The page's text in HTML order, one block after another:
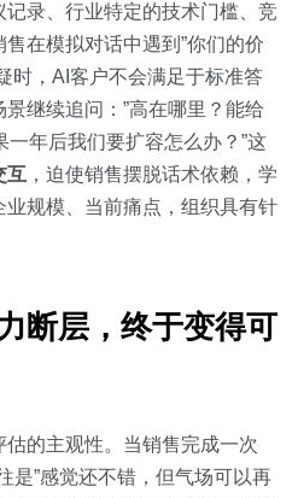
录、行业特定的技术门槛、竞
在模拟对话中遇到”你们的价
时，AI客户不会满足于标准答
继续追问：”高在哪里？能给
年后我们要扩容怎么办？”这
互 ，迫使销售摆脱话术依赖，学
规模、当前痛点，组织具有针
断层，终于变得可
的主观性。当销售完成一次
是”感觉还不错，但气场可以再